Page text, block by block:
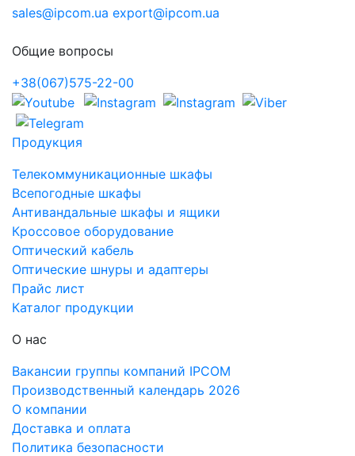
sales@ipcom.ua export@ipcom.ua
Общие вопросы
+38(067)575-22-00
Продукция
Телекоммуникационные шкафы
Всепогодные шкафы
Антивандальные шкафы и ящики
Кроссовое оборудование
Оптический кабель
Оптические шнуры и адаптеры
Прайс лист
Каталог продукции
О нас
Вакансии группы компаний IPCOM
Производственный календарь 2026
О компании
Доставка и оплата
Политика безопасности